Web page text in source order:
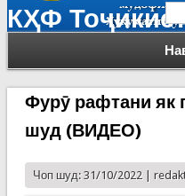
КҲФ
Фурӯ рафтани як
шуд (ВИДЕО)
Чоп шуд: 31/10/2022 |